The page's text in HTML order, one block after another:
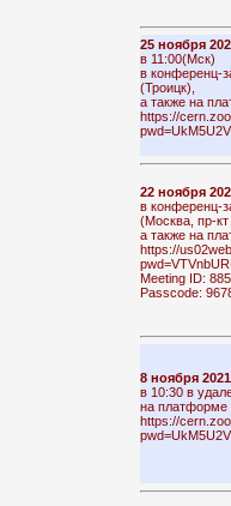
25 ноября
в 11:00(Мск)
в конференц-
(Троицк),
а также на
https://
22 ноября
в конференц-
(Москва, пр-кт
а также на
https://
Meeting ID:
Passcode:
8 ноября
в 10:30 в
на платформе
https://